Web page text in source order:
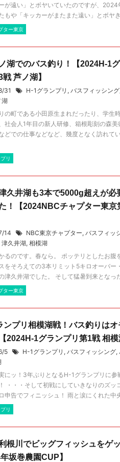
ーが遠い」とボヤいていたのですが、2024
もや「キッカーがまたまた遠い」とボヤ
ター東京
湖でのバス釣り！【2024H-1
芦ノ湖】
31 H-1グランプリ , バスフィッシング
湖
の町である小田原生まれだったり、学生
社会人1年目の新人研修、箱根彫刻の森美
どでの仕事などなど、幾度となく訪れて
リ
久井湖も3本で5000g超えが必
！【2024NBCチャプター東京
14 NBC東京チャプター, バスフィッ
津久井湖, 相模湖
るのです。春なら。 ポッテリとしたお腹
をそろえての3本リミット5キロオーバー
津久井湖でした。 そして猛暑到来となっ
ター東京
ンプリ相模湖戦！バス釣りはオ
2024H-1グランプリ第1戦 相模
5 H-1グランプリ , バスフィッシング,
にッ！3年ぶりとなるH-1グランプリに参
・・・そして初戦にしていきなりのズッ
申告でフィニッシュ！ 雨と涙にくれた中
リ
根川でビッグフィッシュをゲッ
年坂巻農園CUP】